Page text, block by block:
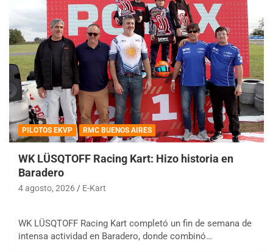
PILOTOS EKVP RMC BUENOS AIRES
WK LÜSQTOFF Racing Kart: Hizo historia en
Baradero
4 agosto, 2026 E-Kart
WK LÜSQTOFF Racing Kart completó un fin de semana de
intensa actividad en Baradero, donde combinó…
COBERTURA ESPECIAL DE E-KART.COM.AR
08/09-AGO